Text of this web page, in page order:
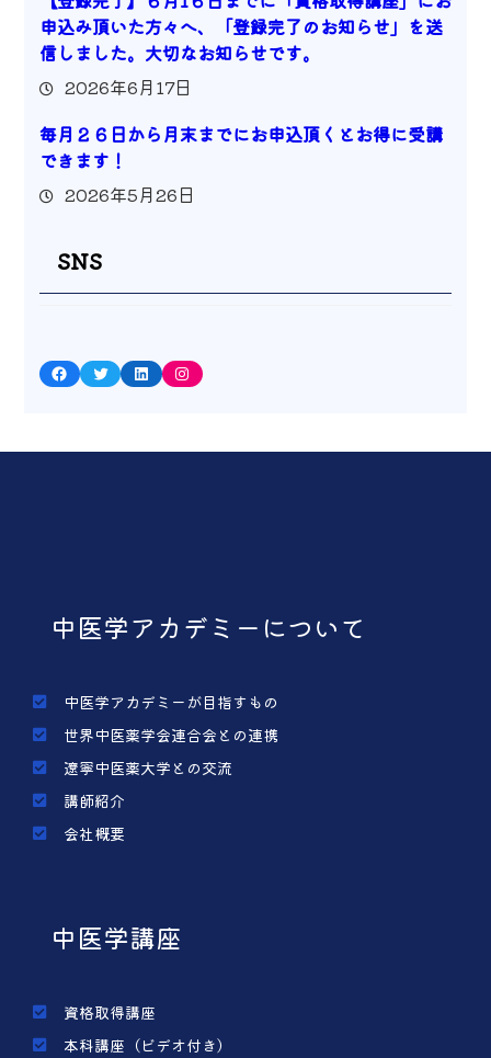
申込み頂いた方々へ、「登録完了のお知らせ」を送
信しました。大切なお知らせです。
2026年6月17日
毎月２６日から月末までにお申込頂くとお得に受講
できます！
2026年5月26日
SNS
Facebook Twitter LinkedIn Instagram
中医学アカデミーについて
中医学アカデミーが目指すもの
世界中医薬学会連合会との連携
遼寧中医薬大学との交流
講師紹介
会社概要
中医学講座
資格取得講座
本科講座（ビデオ付き）